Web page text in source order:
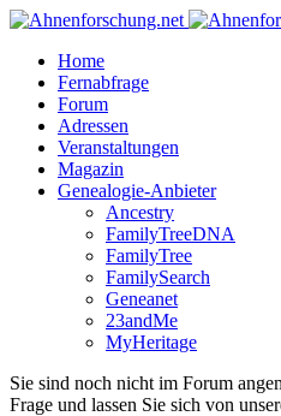
Home
Fernabfrage
Forum
Adressen
Veranstaltungen
Magazin
Genealogie-Anbieter
Ancestry
FamilyTreeDNA
FamilyTree
FamilySearch
Geneanet
23andMe
MyHeritage
Sie sind noch nicht im Forum
Frage und lassen Sie sich von